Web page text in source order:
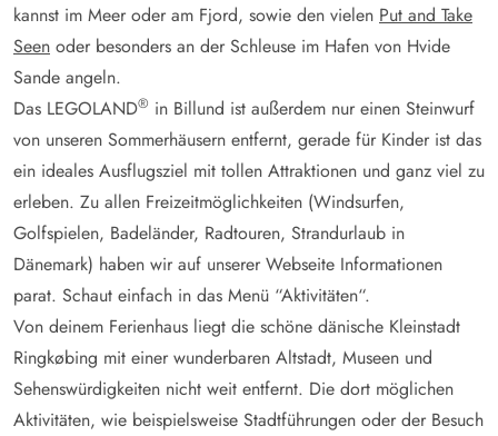
kannst im Meer oder am Fjord, sowie den vielen Put and Take
Seen oder besonders an der Schleuse im Hafen von Hvide
Sande angeln.
Das LEGOLAND® in Billund ist außerdem nur einen Steinwurf
von unseren Sommerhäusern entfernt, gerade für Kinder ist das
ein ideales Ausflugsziel mit tollen Attraktionen und ganz viel zu
erleben. Zu allen Freizeitmöglichkeiten (Windsurfen,
Golfspielen, Badeländer, Radtouren, Strandurlaub in
Dänemark) haben wir auf unserer Webseite Informationen
parat. Schaut einfach in das Menü “Aktivitäten“.
Von deinem Ferienhaus liegt die schöne dänische Kleinstadt
Ringkøbing mit einer wunderbaren Altstadt, Museen und
Sehenswürdigkeiten nicht weit entfernt. Die dort möglichen
Aktivitäten, wie beispielsweise Stadtführungen oder der Besuch